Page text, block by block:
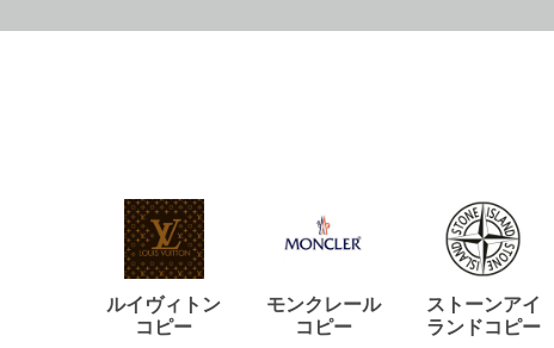
ルイヴィトン
コピー
モンクレール
コピー
ストーンアイ
ランドコピー